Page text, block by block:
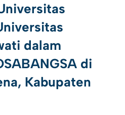
dalam
di
Kabupaten